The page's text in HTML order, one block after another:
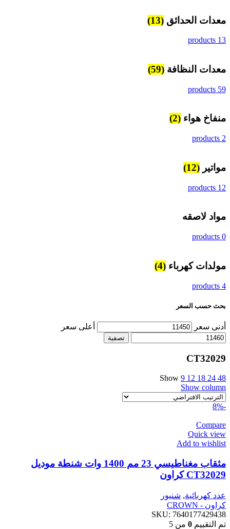
معدات الحدائق (13)
13 products
معدات النظافة (59)
59 products
منفاخ هواء (2)
2 products
مواتير (12)
12 products
مواد لاصقه
0 products
مولدات كهرباء (4)
4 products
بحث حسب السعر
أدنى سعر أعلى سعر
تصفية
CT32029
Show 9 12 18 24 48
Show column
-8%
Compare
Quick view
Add to wishlist
مثقاب مغناطيسي 23 مم 1400 وات شنطة موديل
CT32029 كراون
عدد كهربائية, شنيور
كراون - CROWN
SKU: 7640177429438
تم التقييم 0 من 5